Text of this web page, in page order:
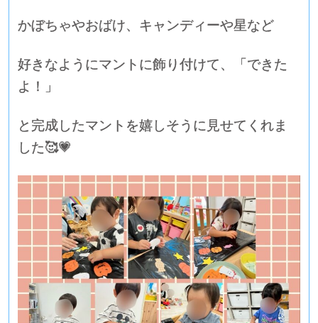
かぼちゃやおばけ、キャンディーや星など
好きなようにマントに飾り付けて、「できた
よ！」
と完成したマントを嬉しそうに見せてくれま
した🥰💗